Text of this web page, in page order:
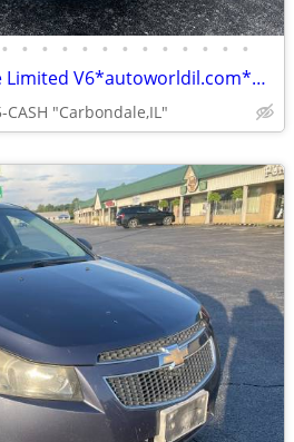
• • • • • • • • • • • • •
2015 Hyundai Santa Fe Limited V6*autoworldil.com*MAINTAINED FAMILY SUV
CASH "Carbondale,IL"